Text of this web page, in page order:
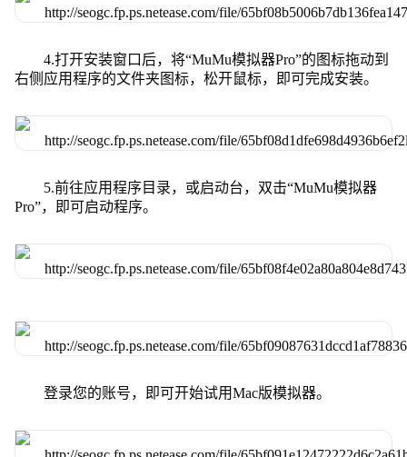
4.打开安装窗口后，将“MuMu模拟器Pro”的图标拖动到
右侧应用程序的文件夹图标，松开鼠标，即可完成安装。
5.前往应用程序目录，或启动台，双击“MuMu模拟器
Pro”，即可启动程序。
登录您的账号，即可开始试用Mac版模拟器。